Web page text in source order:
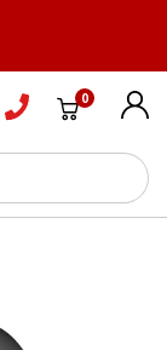
0